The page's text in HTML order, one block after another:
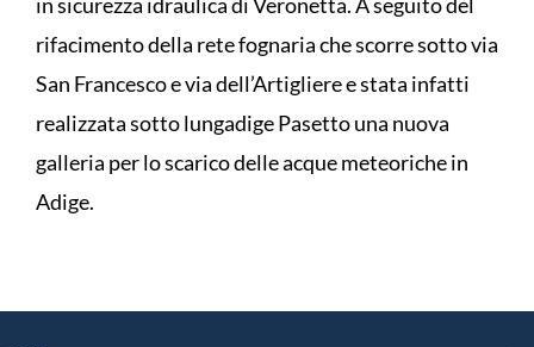
rifacimento della rete fognaria che scorre sotto via
San Francesco e via dell’Artigliere e stata infatti
realizzata sotto lungadige Pasetto una nuova
galleria per lo scarico delle acque meteoriche in
Adige.